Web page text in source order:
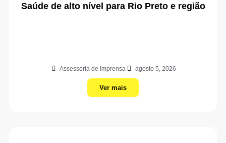
Saúde de alto nível para Rio Preto e região
Assessoria de Imprensa agosto 5, 2026
Ver mais